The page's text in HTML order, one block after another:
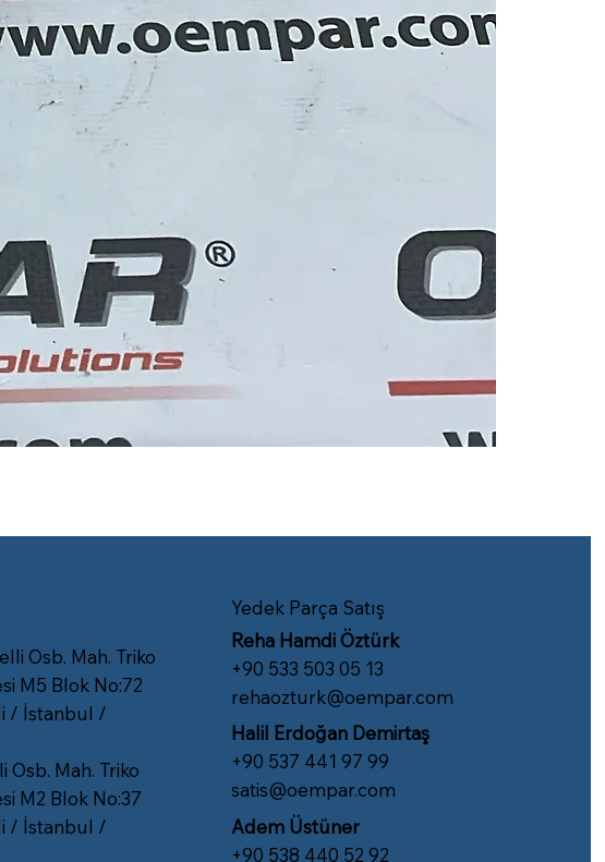
Osb. Mah. Triko
M5 Blok No:72
/ İstanbul /
Osb. Mah. Triko
M2 Blok No:37
/ İstanbul /
Yedek Parça Satış
Reha Hamdi Öztürk
​+90 533 503 05 13
rehaozturk@oempar.com
Halil Erdoğan Demirtaş
+90 537 441 97 99
satis@oempar.com
Adem Üstüner
+90 538 440 52 92